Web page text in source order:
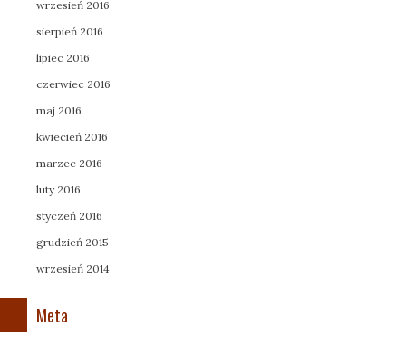
wrzesień 2016
sierpień 2016
lipiec 2016
czerwiec 2016
maj 2016
kwiecień 2016
marzec 2016
luty 2016
styczeń 2016
grudzień 2015
wrzesień 2014
Meta